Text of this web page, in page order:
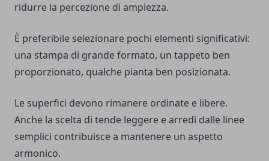
ridurre la percezione di ampiezza.
È preferibile selezionare pochi elementi significativi:
una stampa di grande formato, un tappeto ben
proporzionato, qualche pianta ben posizionata.
Le superfici devono rimanere ordinate e libere.
Anche la scelta di tende leggere e arredi dalle linee
semplici contribuisce a mantenere un aspetto
armonico.